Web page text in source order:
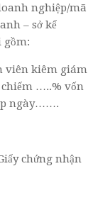
nghiệp/mã
– sở kế
viên kiêm giám
chiếm …..% vốn
ngày…….
chứng nhận